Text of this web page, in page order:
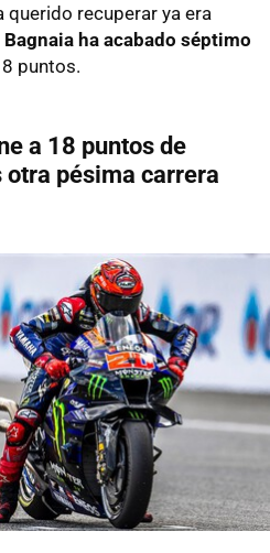
querido recuperar ya era
Bagnaia ha acabado séptimo
puntos.
a 18 puntos de
otra pésima carrera